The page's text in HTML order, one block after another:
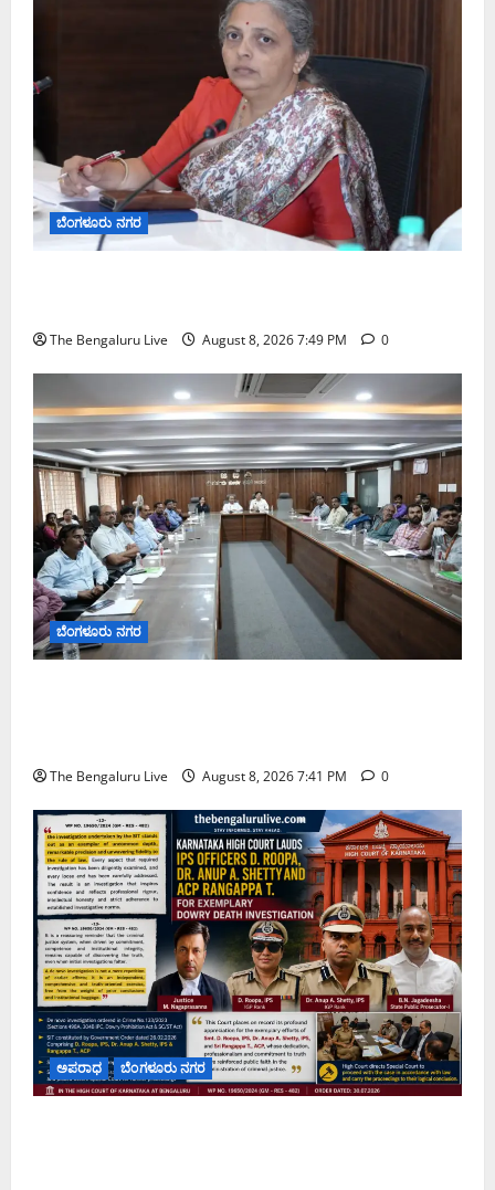
ಬೆಂಗಳೂರು ನಗರ
The Bengaluru Live August 8, 2026 7:49 PM 0
ಬೆಂಗಳೂರು ನಗರ
The Bengaluru Live August 8, 2026 7:41 PM 0
ಅಪರಾಧ ಬೆಂಗಳೂರು ನಗರ